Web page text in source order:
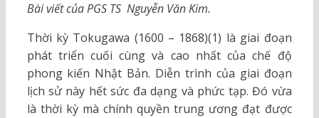
Bài viết của PGS TS Nguyễn Văn Kim.
Thời kỳ Tokugawa (1600 – 1868)(1) là giai đoạn
phát triển cuối cùng và cao nhất của chế độ
phong kiến Nhật Bản. Diễn trình của giai đoạn
lịch sử này hết sức đa dạng và phức tạp. Đó vừa
là thời kỳ mà chính quyền trung ương đạt được